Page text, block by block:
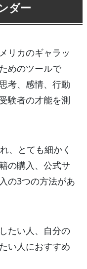
ダー
リカのギャラッ
めのツールで
考、感情、行動
験者の才能を測
、とても細かく
の購入、公式サ
の3つの方法があ
たい人、自分の
い人におすすめ